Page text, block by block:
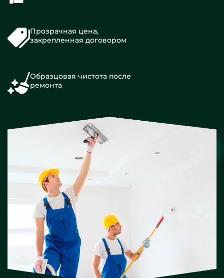
Прозрачная цена,
закрепленная договором
Образцовая чистота после
ремонта